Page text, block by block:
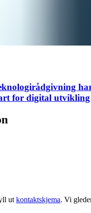
for digital utvikling
ut kontaktskjema. Vi